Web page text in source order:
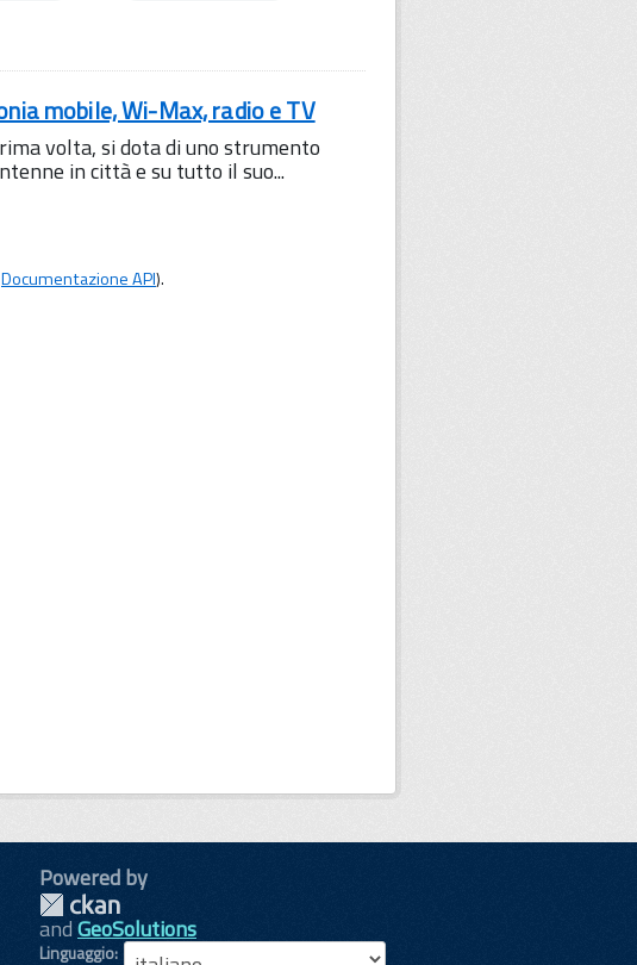
mobile, Wi-Max, radio e TV
volta, si dota di uno strumento
in città e su tutto il suo...
Documentazione API).
Powered by
andGeoSolutions
Linguaggio